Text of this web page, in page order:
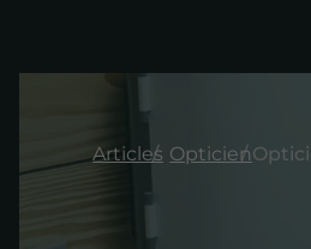
Articles Opticien